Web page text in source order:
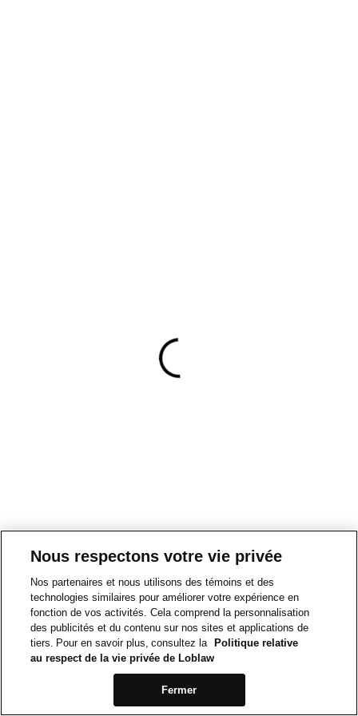
Nous respectons votre vie privée
Nos partenaires et nous utilisons des témoins et des
technologies similaires pour améliorer votre expérience en
fonction de vos activités. Cela comprend la personnalisation
des publicités et du contenu sur nos sites et applications de
tiers. Pour en savoir plus, consultez la
Politique relative
au respect de la vie privée de Loblaw
Fermer